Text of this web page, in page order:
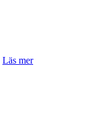
Läs mer